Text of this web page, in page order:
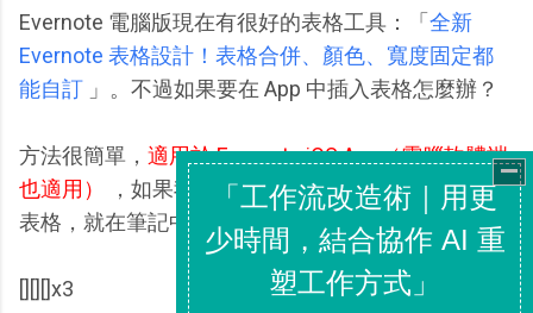
Evernote 電腦版現在有很好的表格工具：「全新
Evernote 表格設計！表格合併、顏色、寬度固定都
能自訂 」。不過如果要在 App 中插入表格怎麼辦？
方法很簡單， 適用於 Evernote iOS App（電腦軟體端
也適用）
，如果我在 Evernote iOS App 中想要插入
表格，就在筆記中輸入：
[][][]x3